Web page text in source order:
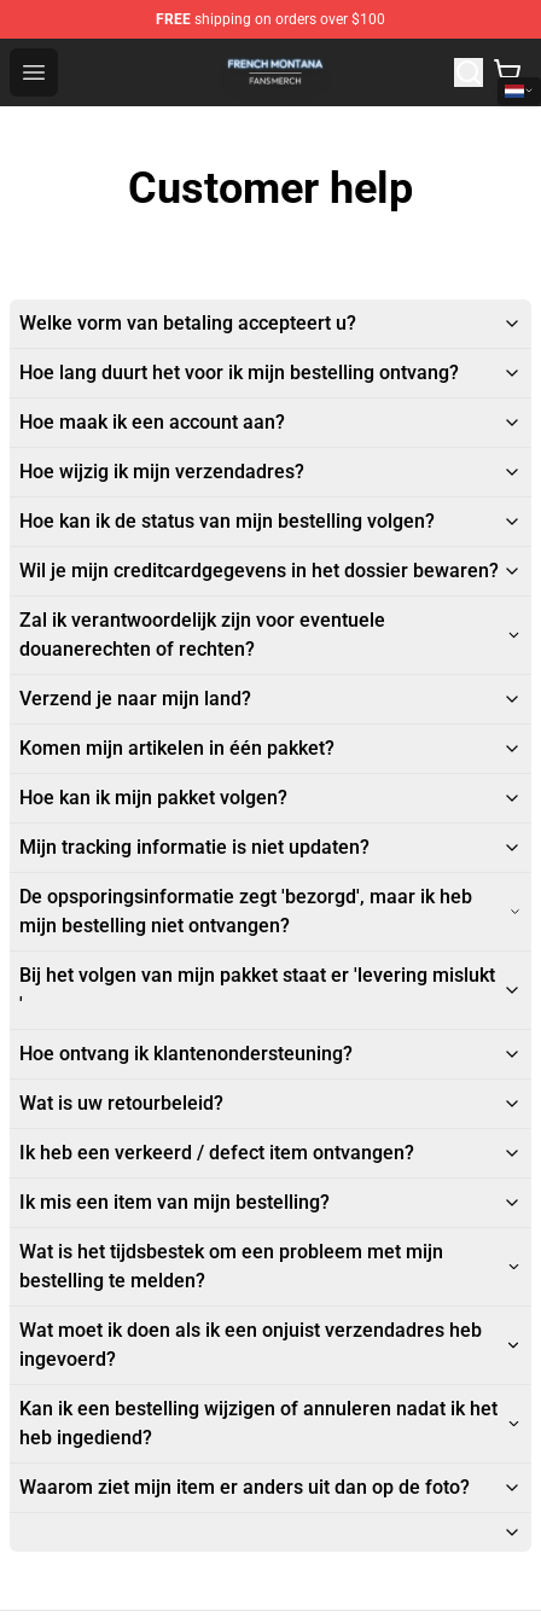
FREE shipping on orders over $100
Open menu
French Montana Shop - Official French Montana
Customer help
Welke vorm van betaling accepteert u?
Hoe lang duurt het voor ik mijn bestelling ontvang?
Hoe maak ik een account aan?
Hoe wijzig ik mijn verzendadres?
Hoe kan ik de status van mijn bestelling volgen?
Wil je mijn creditcardgegevens in het dossier bewaren?
Zal ik verantwoordelijk zijn voor eventuele
douanerechten of rechten?
Verzend je naar mijn land?
Komen mijn artikelen in één pakket?
Hoe kan ik mijn pakket volgen?
Mijn tracking informatie is niet updaten?
De opsporingsinformatie zegt 'bezorgd', maar ik heb
mijn bestelling niet ontvangen?
Bij het volgen van mijn pakket staat er 'levering mislukt
'
Hoe ontvang ik klantenondersteuning?
Wat is uw retourbeleid?
Ik heb een verkeerd / defect item ontvangen?
Ik mis een item van mijn bestelling?
Wat is het tijdsbestek om een probleem met mijn
bestelling te melden?
Wat moet ik doen als ik een onjuist verzendadres heb
ingevoerd?
Kan ik een bestelling wijzigen of annuleren nadat ik het
heb ingediend?
Waarom ziet mijn item er anders uit dan op de foto?